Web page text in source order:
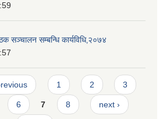
सञ्चालन सम्बन्धि कार्यविधि‚२०७४
1 2 3
6 7 8 next ›